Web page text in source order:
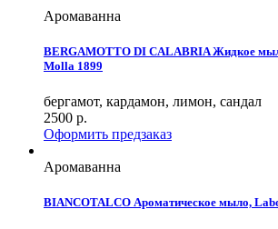
Аромаванна
BERGAMOTTO DI CALABRIA Жидкое
Molla 1899
бергамот, кардамон, лимон, сандал
2500 р.
Оформить предзаказ
Аромаванна
BIANCOTALCO Ароматическое мыло,